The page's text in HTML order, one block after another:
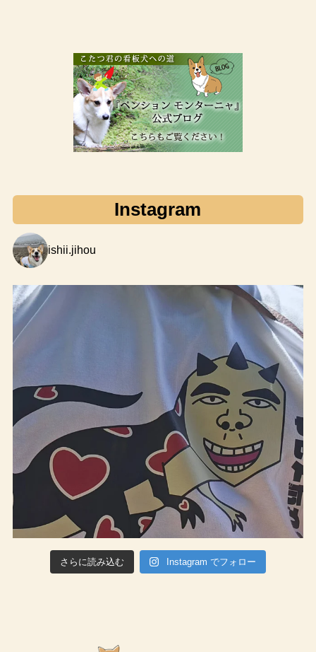
Instagram
ishii.jihou
さらに読み込む Instagram でフォロー